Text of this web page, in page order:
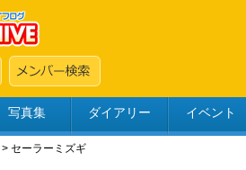
写真集 ダイアリー イベント
> セーラーミズギ